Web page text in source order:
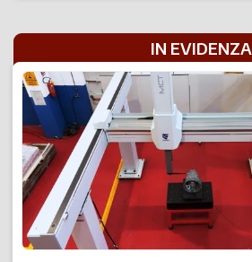
IN EVIDENZA